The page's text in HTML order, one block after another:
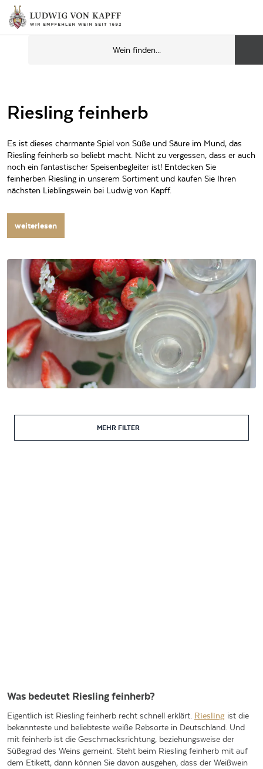
Riesling feinherb
Es ist dieses charmante Spiel von Süße und Säure im Mund, das
Riesling feinherb so beliebt macht. Nicht zu vergessen, dass er auch
noch ein fantastischer Speisenbegleiter ist! Entdecken Sie
feinherben Riesling in unserem Sortiment und kaufen Sie Ihren
nächsten Lieblingswein bei Ludwig von Kapff.
weiterlesen
MEHR FILTER
Was bedeutet Riesling feinherb?
Eigentlich ist Riesling feinherb recht schnell erklärt. Riesling ist die
bekannteste und beliebteste weiße Rebsorte in Deutschland. Und
mit feinherb ist die Geschmacksrichtung, beziehungsweise der
Süßegrad des Weins gemeint. Steht beim Riesling feinherb mit auf
dem Etikett, dann können Sie davon ausgehen, dass der Weißwein